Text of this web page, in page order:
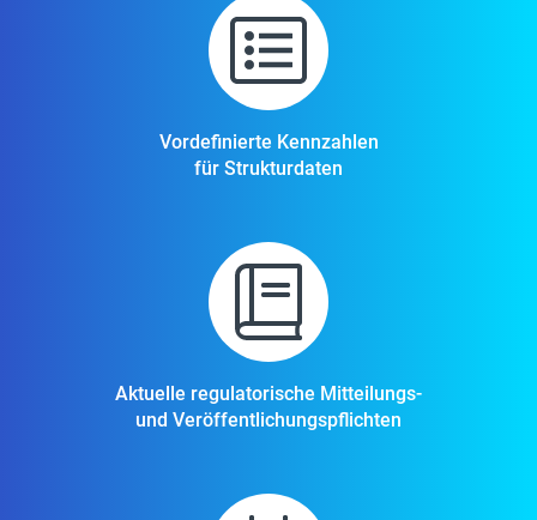
Vordefinierte Kennzahlen
für Strukturdaten
Aktuelle regulatorische Mitteilungs-
und Veröffentlichungspflichten